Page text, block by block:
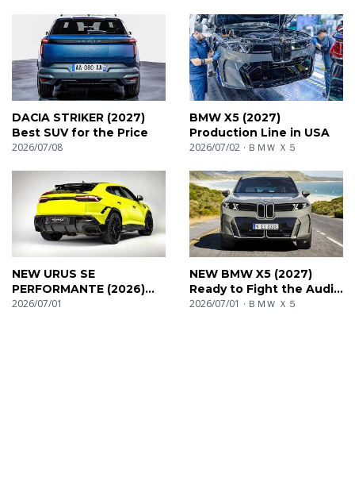
DACIA STRIKER (2027)
Best SUV for the Price
2026/07/08
BMW X5 (2027)
Production Line in USA
2026/07/02 ＢＭＷ Ｘ５
NEW URUS SE
PERFORMANTE (2026)
Interior & Exterior Details
2026/07/01
NEW BMW X5 (2027)
Ready to Fight the Audi
Q7?
2026/07/01 ＢＭＷ Ｘ５